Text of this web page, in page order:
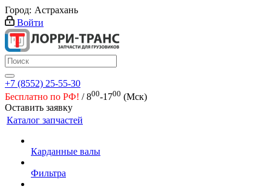
Город: Астрахань
Войти
+7 (8552) 25-55-30
Бесплатно по РФ! / 800-1700 (Мск)
Оставить заявку
Каталог запчастей
Карданные валы
Фильтра